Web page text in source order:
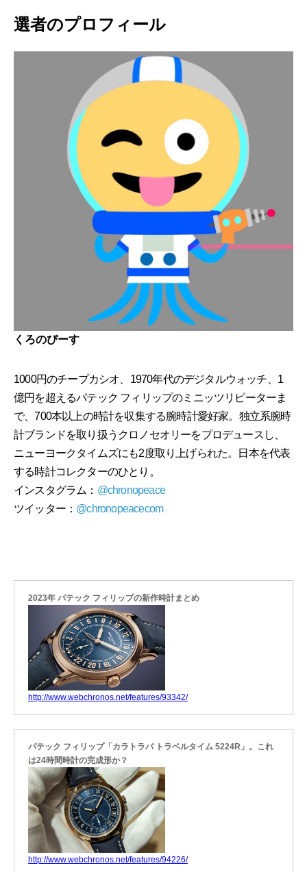
選者のプロフィール
くろのぴーす
1000円のチープカシオ、1970年代のデジタルウォッチ、1
億円を超えるパテック フィリップのミニッツリピーターま
で、700本以上の時計を収集する腕時計愛好家。独立系腕時
計ブランドを取り扱うクロノセオリーをプロデュースし、
ニューヨークタイムズにも2度取り上げられた。日本を代表
する時計コレクターのひとり。
インスタグラム： @chronopeace
ツイッター： @chronopeacecom
2023年 パテック フィリップの新作時計まとめ
http://www.webchronos.net/features/93342/
パテック フィリップ「カラトラバ トラベルタイム 5224R」。これ
は24時間時計の完成形か？
http://www.webchronos.net/features/94226/